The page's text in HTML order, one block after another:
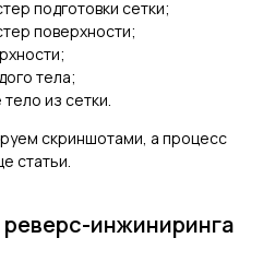
подготовки сетки;
поверхности;
тела;
из сетки.
скриншотами, а процесс
статьи.
инжиниринга